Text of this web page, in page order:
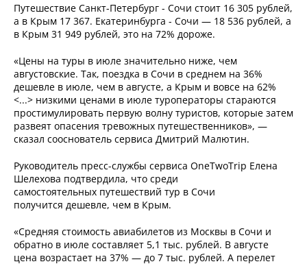
Путешествие Санкт-Петербург - Сочи стоит 16 305 рублей,
а в Крым 17 367. Екатеринбурга - Сочи — 18 536 рублей, а
в Крым 31 949 рублей, это на 72% дороже.
«Цены на туры в июле значительно ниже, чем
августовские. Так, поездка в Сочи в среднем на 36%
дешевле в июле, чем в августе, а Крым и вовсе на 62%
<...> низкими ценами в июле туроператоры стараются
простимулировать первую волну туристов, которые затем
развеят опасения тревожных путешественников», —
сказал сооснователь сервиса Дмитрий Малютин.
Руководитель пресс-службы сервиса OneTwoTrip Елена
Шелехова подтвердила, что среди
самостоятельных путешествий тур в Сочи
получится дешевле, чем в Крым.
«Средняя стоимость авиабилетов из Москвы в Сочи и
обратно в июле составляет 5,1 тыс. рублей. В августе
цена возрастает на 37% — до 7 тыс. рублей. А перелет